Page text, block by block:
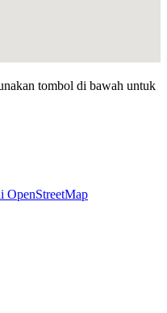
tombol di bawah untuk
OpenStreetMap